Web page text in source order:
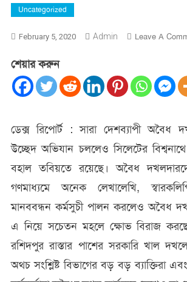
Uncategorized
February 5, 2020 Admin Leave A
শেয়ার করুন
ডেক্স রিপোর্ট : সারা দেশব্যাপী অবৈধ
উচ্ছেদ অভিযান চললেও সিলেটের
বহাল তবিয়তে রয়েছে। অবৈধ
গণমাধ্যমে অনেক লেখালেখি,
মানববন্ধন কর্মসুচী পালন করলেও অবৈধ
এ নিয়ে সচেতন মহলে ক্ষোভ বিরাজ
রশিদপুর রাস্তার পাশের সরকারি খাল
অথচ সংশ্লিষ্ট বিভাগের বড় বড় ব্যাক্তিরা